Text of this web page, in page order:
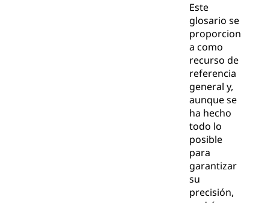
Este
glosario se
proporcion
a como
recurso de
referencia
general y,
aunque se
ha hecho
todo lo
posible
para
garantizar
su
precisión,